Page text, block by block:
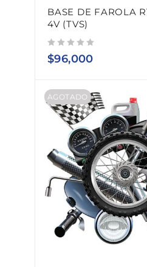
BASE DE FAROLA
4V (TVS)
$96,000
AGOTADO